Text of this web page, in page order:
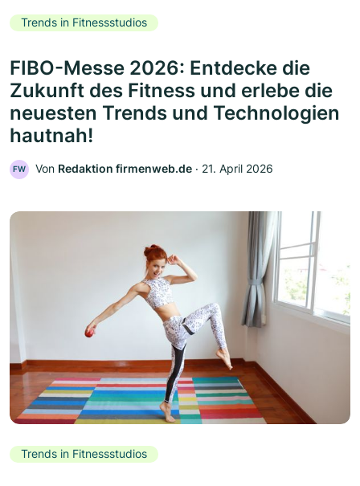
Trends in Fitnessstudios
FIBO-Messe 2026: Entdecke die
Zukunft des Fitness und erlebe die
neuesten Trends und Technologien
hautnah!
FW Von Redaktion firmenweb.de ‧ 21. April 2026
Trends in Fitnessstudios